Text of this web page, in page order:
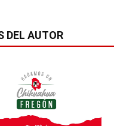
DEL AUTOR